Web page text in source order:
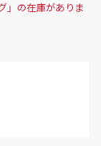
」の在庫がありま